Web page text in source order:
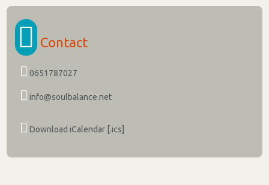
Contact
0651787027
info@soulbalance.net
Download iCalendar [.ics]